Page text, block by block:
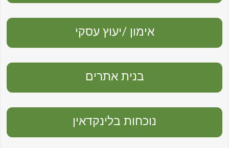
אימון /יעוץ עסקי
בנית אתרים
נוכחות בלינקדאין